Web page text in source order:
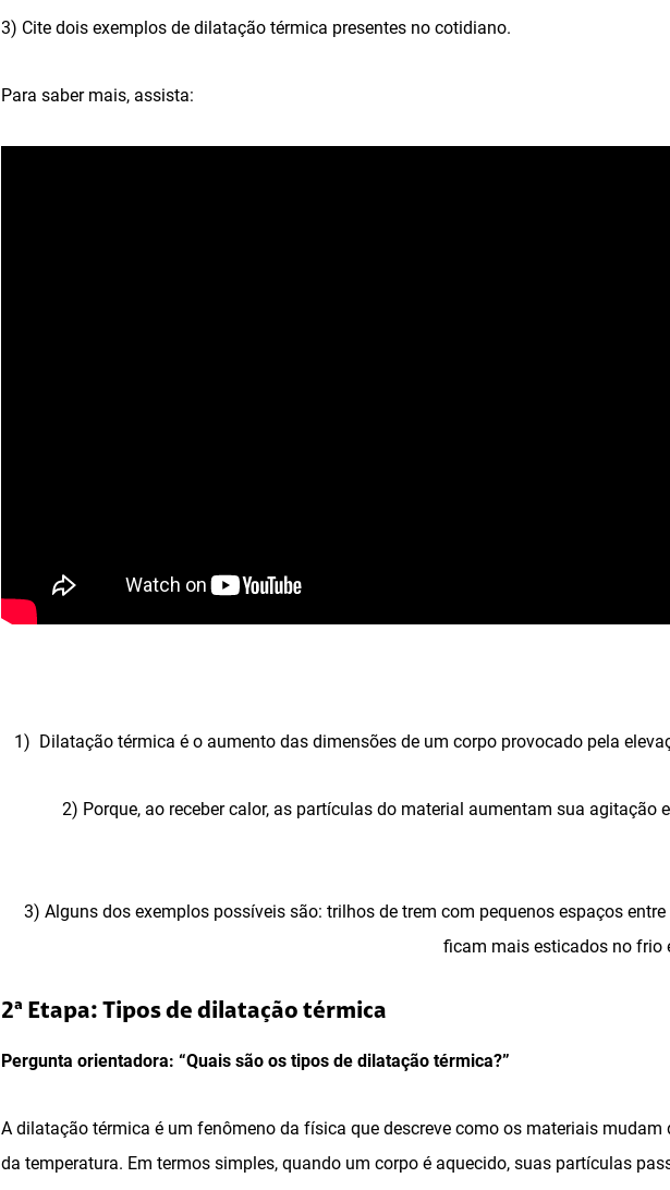
3) Cite dois exemplos de dilatação térmica presentes no cotidiano.
Para saber mais, assista:
1) Dilatação térmica é o aumento das dimensões de um corpo provocado pela
2) Porque, ao receber calor, as partículas do material aumentam sua agitação
3) Alguns dos exemplos possíveis são: trilhos de trem com pequenos espaços entre
ficam mais esticados no frio
2ª Etapa: Tipos de dilatação térmica
Pergunta orientadora: “Quais são os tipos de dilatação térmica?”
A dilatação térmica é um fenômeno da física que descreve como os materiais
da temperatura. Em termos simples, quando um corpo é aquecido, suas partículas